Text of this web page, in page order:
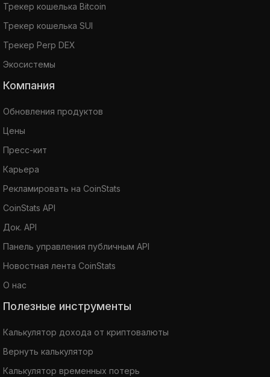
Трекер кошелька Bitcoin
Трекер кошелька SUI
Трекер Perp DEX
Экосистемы
Компания
Обновления продуктов
Цены
Пресс-кит
Карьера
Рекламировать на CoinStats
CoinStats API
Док. API
Панель управления публичным API
Новостная лента CoinStats
О нас
Полезные инструменты
Калькулятор дохода от криптовалюты
Вернуть калькулятор
Калькулятор временных потерь